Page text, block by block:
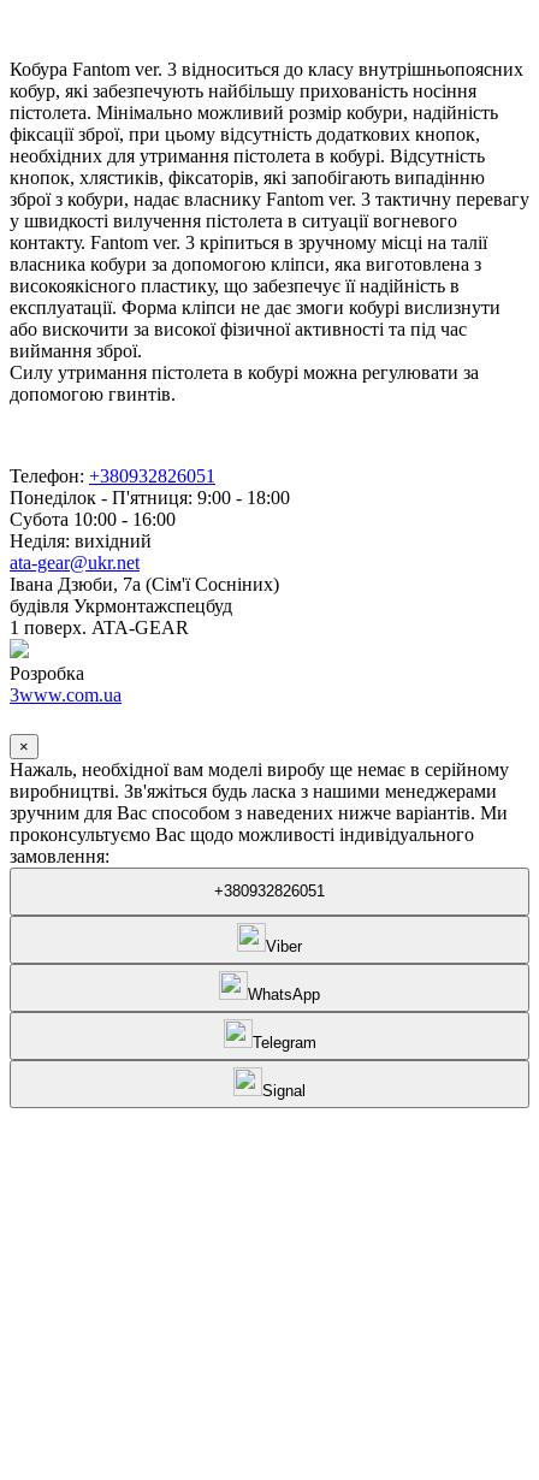
Кобура Fantom ver. 3 відноситься до класу внутрішньопоясних
кобур, які забезпечують найбільшу прихованість носіння
пістолета. Мінімально можливий розмір кобури, надійність
фіксації зброї, при цьому відсутність додаткових кнопок,
необхідних для утримання пістолета в кобурі. Відсутність
кнопок, хлястиків, фіксаторів, які запобігають випадінню
зброї з кобури, надає власнику Fantom ver. 3 тактичну перевагу
у швидкості вилучення пістолета в ситуації вогневого
контакту. Fantom ver. 3 кріпиться в зручному місці на талії
власника кобури за допомогою кліпси, яка виготовлена з
високоякісного пластику, що забезпечує її надійність в
експлуатації. Форма кліпси не дає змоги кобурі вислизнути
або вискочити за високої фізичної активності та під час
виймання зброї.
Силу утримання пістолета в кобурі можна регулювати за
допомогою гвинтів.
Телефон: +380932826051
Понеділок - П'ятниця: 9:00 - 18:00
Субота 10:00 - 16:00
Неділя: вихідний
ata-gear@ukr.net
Івана Дзюби, 7а (Сім'ї Сосніних)
будівля Укрмонтажспецбуд
1 поверх. ATA-GEAR
Розробка
3www.com.ua
×
Нажаль, необхідної вам моделі виробу ще немає в серійному
виробництві. Зв'яжіться будь ласка з нашими менеджерами
зручним для Вас способом з наведених нижче варіантів. Ми
проконсультуємо Вас щодо можливості індивідуального
замовлення:
+380932826051
Viber
WhatsApp
Telegram
Signal